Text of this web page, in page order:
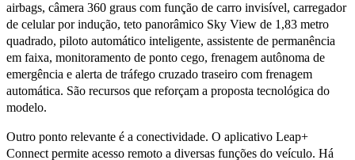
airbags, câmera 360 graus com função de carro invisível, carregador
de celular por indução, teto panorâmico Sky View de 1,83 metro
quadrado, piloto automático inteligente, assistente de permanência
em faixa, monitoramento de ponto cego, frenagem autônoma de
emergência e alerta de tráfego cruzado traseiro com frenagem
automática. São recursos que reforçam a proposta tecnológica do
modelo.
Outro ponto relevante é a conectividade. O aplicativo Leap+
Connect permite acesso remoto a diversas funções do veículo. Há